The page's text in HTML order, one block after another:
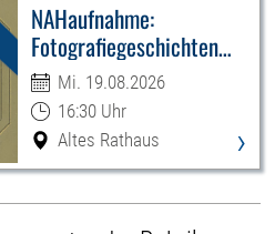
NAHaufnahme:
Fotografiegeschichten
Leipzigs
Mi. 19.08.2026
16:30 Uhr
Altes Rathaus
›